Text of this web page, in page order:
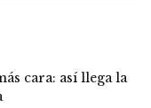
cara: así llega la